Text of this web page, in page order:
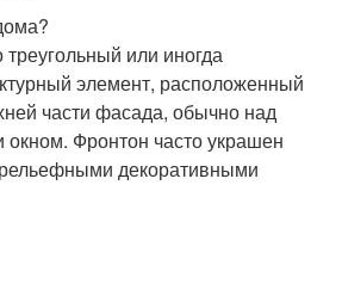
или иногда
элемент, расположенный
части фасада, обычно над
Фронтон часто украшен
декоративными